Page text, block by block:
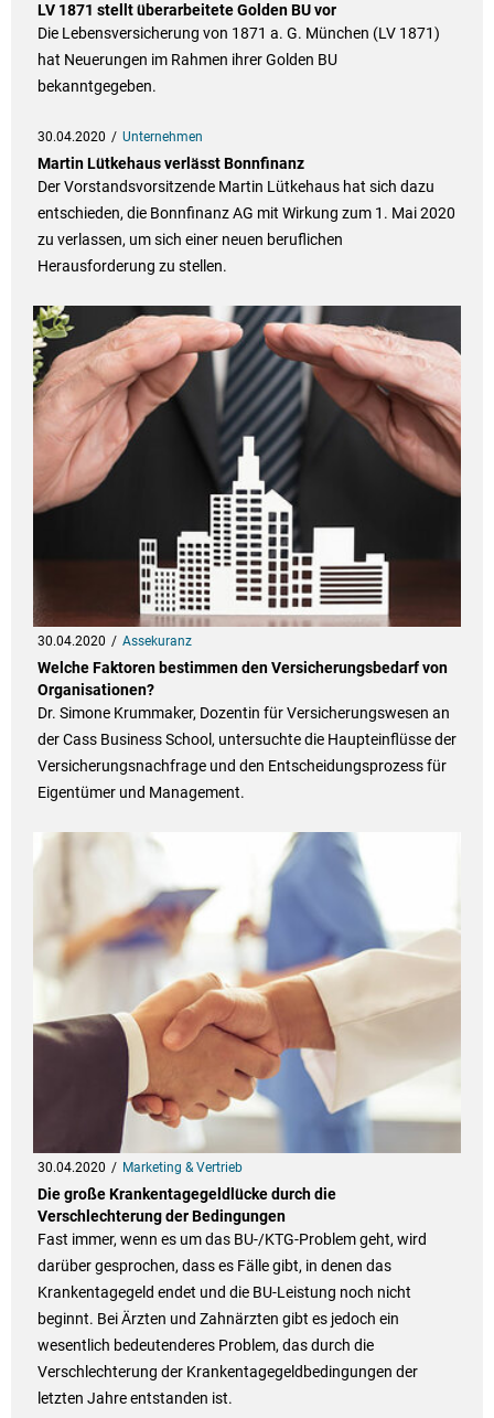
LV 1871 stellt überarbeitete Golden BU vor
Die Lebensversicherung von 1871 a. G. München (LV 1871)
hat Neuerungen im Rahmen ihrer Golden BU
bekanntgegeben.
30.04.2020 Unternehmen
Martin Lütkehaus verlässt Bonnfinanz
Der Vorstandsvorsitzende Martin Lütkehaus hat sich dazu
entschieden, die Bonnfinanz AG mit Wirkung zum 1. Mai 2020
zu verlassen, um sich einer neuen beruflichen
Herausforderung zu stellen.
30.04.2020 Assekuranz
Welche Faktoren bestimmen den Versicherungsbedarf von
Organisationen?
Dr. Simone Krummaker, Dozentin für Versicherungswesen an
der Cass Business School, untersuchte die Haupteinflüsse der
Versicherungsnachfrage und den Entscheidungsprozess für
Eigentümer und Management.
30.04.2020 Marketing & Vertrieb
Die große Krankentagegeldlücke durch die
Verschlechterung der Bedingungen
Fast immer, wenn es um das BU-/KTG-Problem geht, wird
darüber gesprochen, dass es Fälle gibt, in denen das
Krankentagegeld endet und die BU-Leistung noch nicht
beginnt. Bei Ärzten und Zahnärzten gibt es jedoch ein
wesentlich bedeutenderes Problem, das durch die
Verschlechterung der Krankentagegeldbedingungen der
letzten Jahre entstanden ist.